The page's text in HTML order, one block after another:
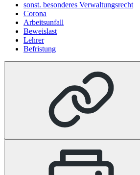
sonst. besonderes Verwaltungsrecht
Corona
Arbeitsunfall
Beweislast
Lehrer
Befristung